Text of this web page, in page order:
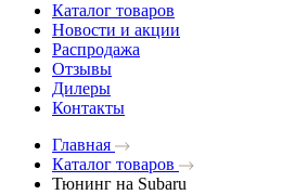
Каталог товаров
Новости и акции
Распродажа
Отзывы
Дилеры
Контакты
Главная
Каталог товаров
Тюнинг на Subaru